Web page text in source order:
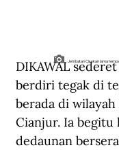
Jembatan Cisokan lama
DIKAWAL
berdiri tegak di
berada di
Cianjur. Ia begitu
dedaunan